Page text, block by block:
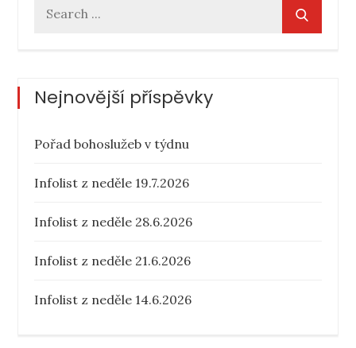
Nejnovější příspěvky
Pořad bohoslužeb v týdnu
Infolist z neděle 19.7.2026
Infolist z neděle 28.6.2026
Infolist z neděle 21.6.2026
Infolist z neděle 14.6.2026